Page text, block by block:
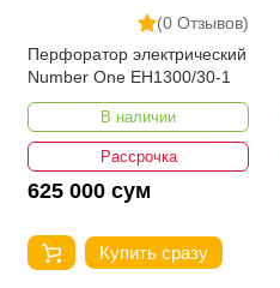
(0 Отзывов)
Перфоратор электрический
Number One EH1300/30-1
В наличии
Рассрочка
625 000 сум
Купить сразу